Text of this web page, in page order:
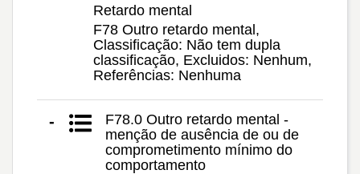
Retardo mental
F78 Outro retardo mental,
Classificação: Não tem dupla
classificação, Excluidos: Nenhum,
Referências: Nenhuma
-
F78.0 Outro retardo mental -
menção de ausência de ou de
comprometimento mínimo do
comportamento